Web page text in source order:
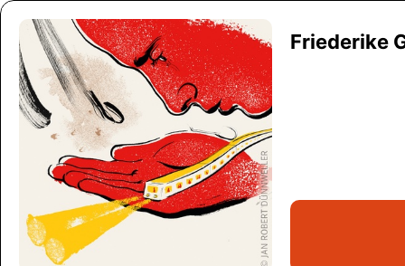
Friederike